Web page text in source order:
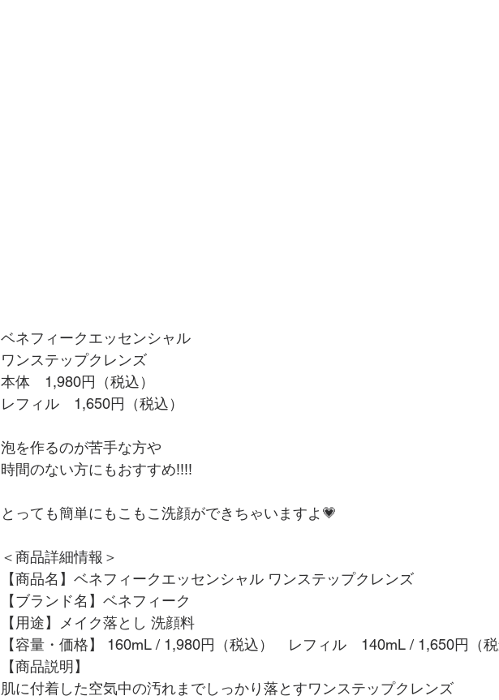
ベネフィークエッセンシャル
ワンステップクレンズ
本体　1,980円（税込）
レフィル　1,650円（税込）
泡を作るのが苦手な方や
時間のない方にもおすすめ!!!!
とっても簡単にもこもこ洗顔ができちゃいますよ💗
＜商品詳細情報＞
【商品名】ベネフィークエッセンシャル ワンステップクレンズ
【ブランド名】ベネフィーク
【用途】メイク落とし 洗顔料
【容量・価格】 160mL / 1,980円（税込）　レフィル　140mL / 1,650円（
【商品説明】
肌に付着した空気中の汚れまでしっかり落とすワンステップクレンズ